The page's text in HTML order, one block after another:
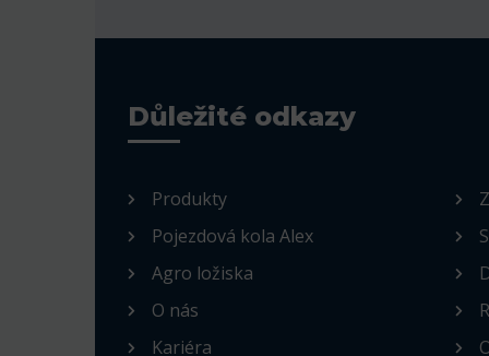
Důležité odkazy
Produkty
Pojezdová kola Alex
Agro ložiska
O nás
Kariéra